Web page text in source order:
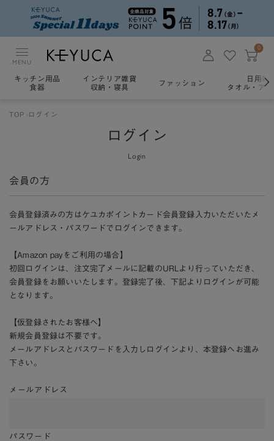
MENU
0
キッチン用品
食器
インテリア雑貨
収納・寝具
ファッション
日用雑
タオル・ア
TOP ログイン
ログイン
Login
会員の方
会員登録済みの方はケユカポイントカード会員登録入力いただいたメ
ールアドレス・パスワードでログインできます。
【Amazon payをご利用の場合】
初回ログインは、注文完了メールに記載のURLより行っていただき、
会員登録をお願いいたします。登録完了後、下記よりログインが可能
となります。
【仮登録されたお客様へ】
新規会員登録は不要です。
メールアドレスとパスワードを入力しログインより、本登録へお進み
下さい。
メールアドレス
パスワード